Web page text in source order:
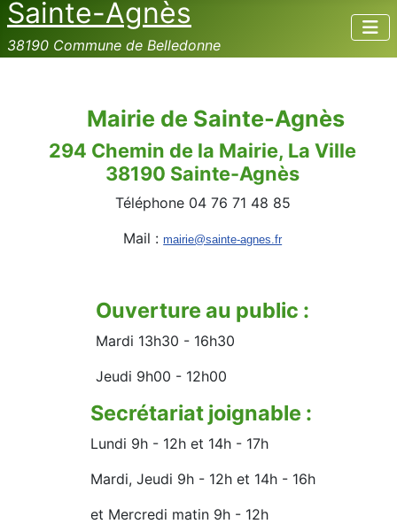
Sainte-Agnès
38190 Commune de Belledonne
Mairie de Sainte-Agnès
294 Chemin de la Mairie, La Ville
38190 Sainte-Agnès
Téléphone 04 76 71 48 85
Mail :mairie@sainte-agnes.fr
Ouverture au public :
Mardi 13h30 - 16h30
Jeudi 9h00 - 12h00
Secrétariat joignable :
Lundi 9h - 12h et 14h - 17h
Mardi, Jeudi 9h - 12h et 14h - 16h
et Mercredi matin 9h - 12h